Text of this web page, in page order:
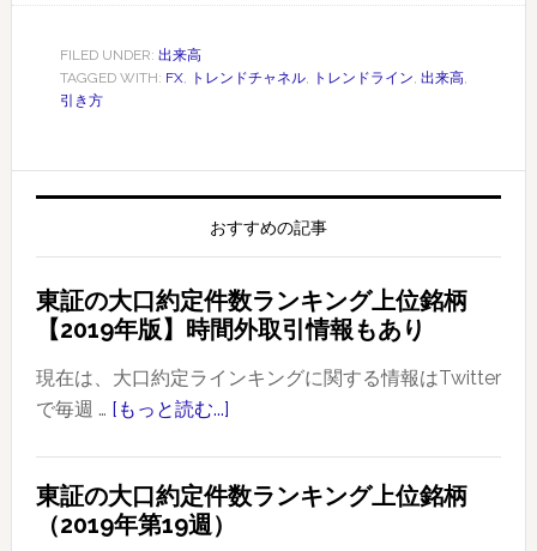
FILED UNDER: 出来高
TAGGED WITH: FX, トレンドチャネル, トレンドライン, 出来高,
引き方
おすすめの記事
東証の大口約定件数ランキング上位銘柄
【2019年版】時間外取引情報もあり
現在は、大口約定ラインキングに関する情報はTwitter
で毎週 … [もっと読む...]
の
東証の大口約定件数ランキング上位銘柄
（2019年第19週）